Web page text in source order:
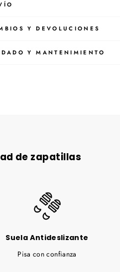
Y DEVOLUCIONES
Y MANTENIMIENTO
de zapatillas
Suela Antideslizante
Pisa con confianza